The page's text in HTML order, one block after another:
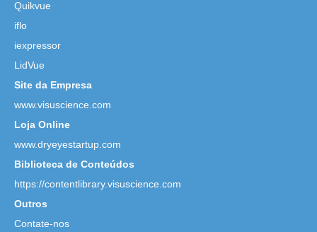
Quikvue
iflo
iexpressor
LidVue
Site da Empresa
www.visuscience.com
Loja Online
www.dryeyestartup.com
Biblioteca de Conteúdos
https://contentlibrary.visuscience.com
Outros
Contate-nos